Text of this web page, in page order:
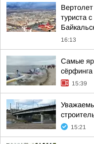
туриста
16:13
Самые
15:39
15:21